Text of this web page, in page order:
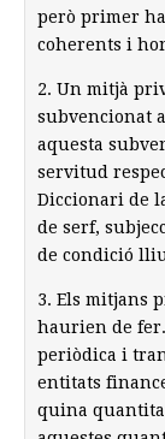
però primer
coherents i
2. Un mitjà
subvencionat
aquesta
servitud
Diccionari de
de serf,
de condició
3. Els mitjans
haurien de
periòdica i
entitats
quina